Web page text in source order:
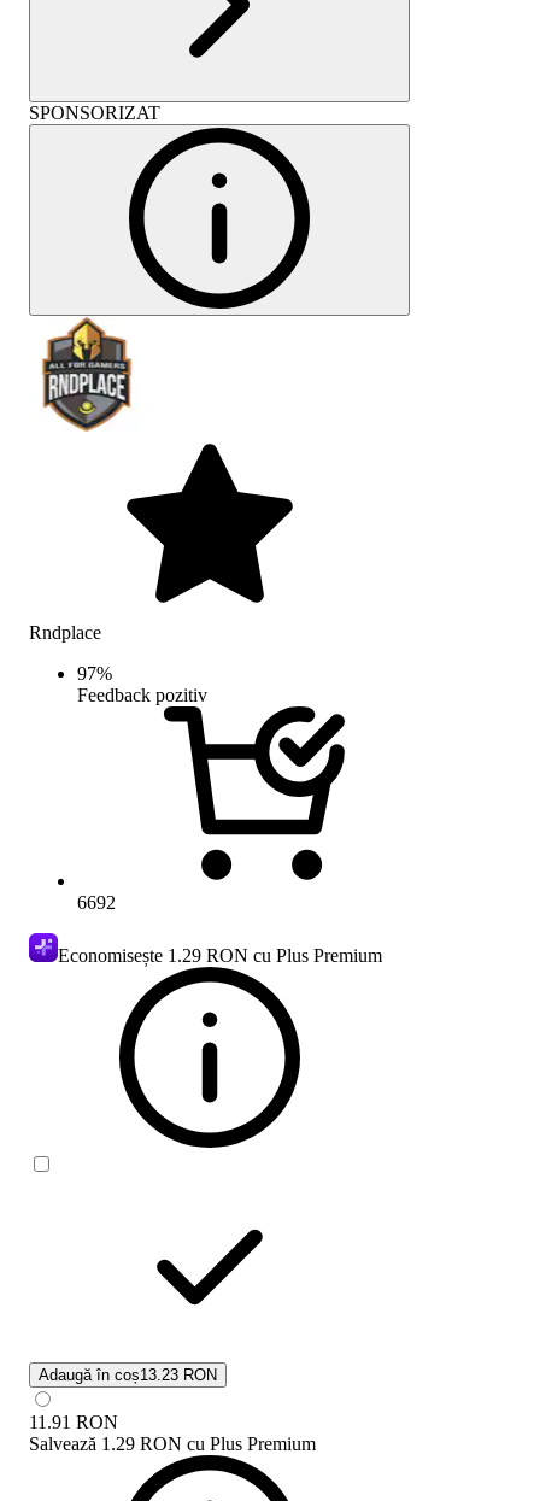
SPONSORIZAT
Rndplace
97%
Feedback pozitiv
6692
Economisește 1.29 RON cu Plus Premium
Adaugă în coș13.23 RON
11.91 RON
Salvează 1.29 RON cu Plus Premium